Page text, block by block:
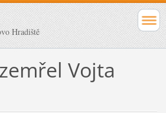
Hradiště
Vojta